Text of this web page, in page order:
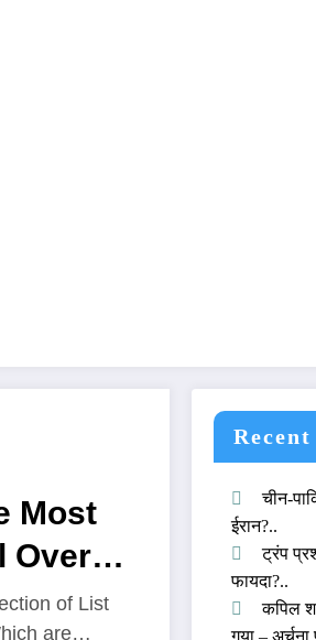
Most
Over
of List
are…
Recent
चीन-
ईरान?..
ट्रंप
फायदा?..
कपिल
गया – अर्चना